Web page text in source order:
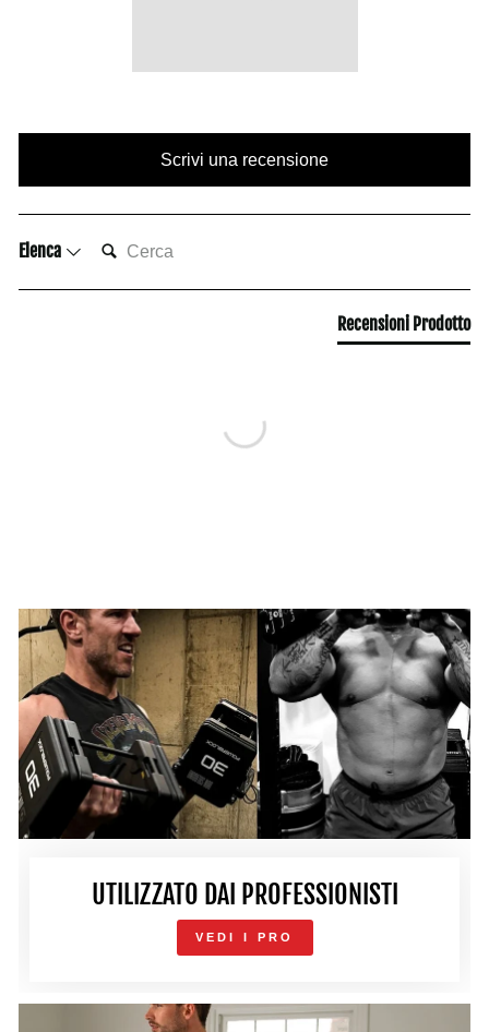
Scrivi una recensione
Elenca
CERCA:
Recensioni Prodotto
UTILIZZATO DAI PROFESSIONISTI
VEDI I PRO